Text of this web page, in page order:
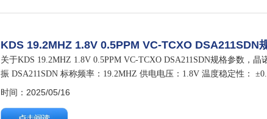
KDS 19.2MHZ 1.8V 0.5PPM VC-TCXO DSA211SDN
关于KDS 19.2MHZ 1.8V 0.5PPM VC-TCXO DSA211SDN规格参数，
振 DSA211SDN 标称频率：19.2MHZ 供电电压：1.8V 温度稳定性：
时间：2025/05/16